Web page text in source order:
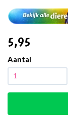
5,95
Aantal